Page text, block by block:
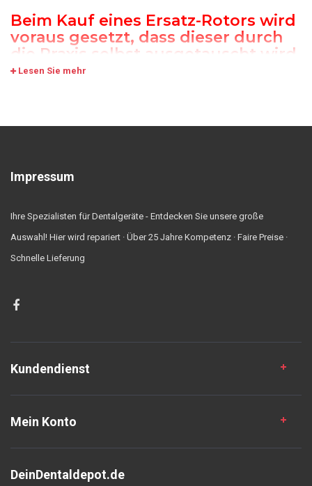
Beim Kauf eines Ersatz-Rotors wird
voraus gesetzt, dass dieser durch
die Praxis selbst ausgetauscht wird
und entsprechendes Werkzeug
Lesen Sie mehr
Impressum
Ihre Spezialisten für Dentalgeräte - Entdecken Sie unsere große
Auswahl! Hier wird repariert · Über 25 Jahre Kompetenz · Faire Preise ·
Schnelle Lieferung
Kundendienst
Mein Konto
DeinDentaldepot.de